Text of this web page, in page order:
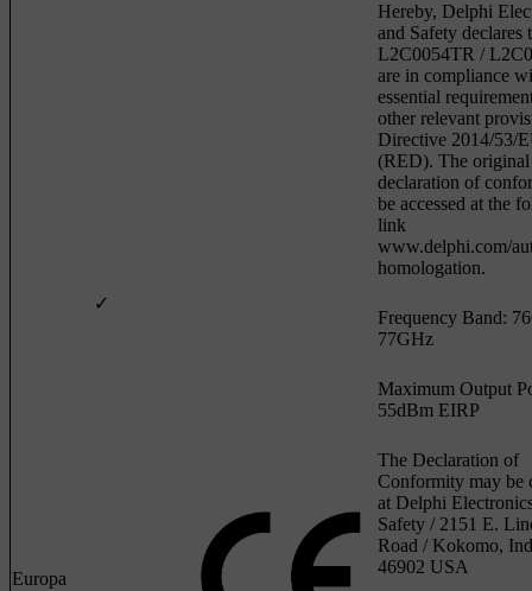
Europa
✓
Hereby, Delphi
and Safety declares
L2C0054TR /
are in compliance
essential
other relevant
Directive 2014/53/
(RED). The original
declaration of
be accessed at the
link
www.delphi.com/
homologation.
Frequency Band:
77GHz
Maximum Output
55dBm EIRP
The Declaration of
Conformity may be
at Delphi
Safety / 2151 E.
Road / Kokomo,
46902 USA